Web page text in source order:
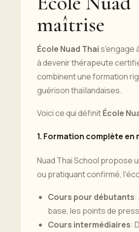
maîtrise
École Nuad Thais'engage
à devenir thérapeute
combinent une formation
guérison thaïlandaises.
Voici ce qui définitÉcole
1. Formation complète
Nuad Thai School propose
ou pratiquant confirmé,
Cours pour débutants
base, les points de
Cours intermédiaires: